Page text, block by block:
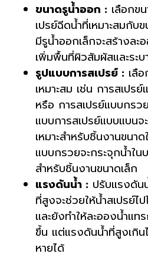
ขนาดรูน้ำออก : เลือกข
เปรย์ฉีดน้ำที่เหมาะสมกั
มีรูน้ำออกเล็กจะสร้างละ
เพิ่มพื้นที่ผิวสัมผัสและระบ
รูปแบบการสเปรย์ : เลื
เหมาะสม เช่น การสเปร
หรือ การสเปรย์แบบกร
แบบการสเปรย์แบบแบนจ
เหมาะสำหรับชิ้นงานขน
แบบกรวยจะกระจุกน้ำใน
สำหรับชิ้นงานขนาดเล็ก
แรงดันน้ำ : ปรับแรงดัน
ที่สูงจะช่วยให้น้ำสเปรย์ไ
และยังทำให้ละอองน้ำแท
ขึ้น แต่แรงดันน้ำที่สูงเกิน
หายได้